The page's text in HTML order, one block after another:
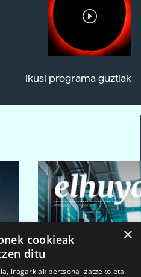
Ikusi programa guztiak
×
cookieak
ditu
iragarkiak pertsonalizatzeko eta